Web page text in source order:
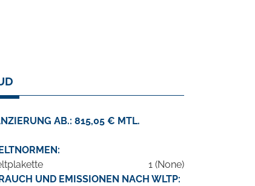
AB.: 815,05 € MTL.
1 (None)
UND EMISSIONEN NACH WLTP: